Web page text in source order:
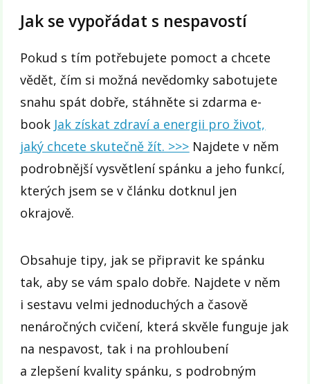
Jak se vypořádat s nespavostí
Pokud s tím potřebujete pomoct a chcete
vědět, čím si možná nevědomky sabotujete
snahu spát dobře, stáhněte si zdarma e-
book Jak získat zdraví a energii pro život,
jaký chcete skutečně žít. >>> Najdete v něm
podrobnější vysvětlení spánku a jeho funkcí,
kterých jsem se v článku dotknul jen
okrajově.
Obsahuje tipy, jak se připravit ke spánku
tak, aby se vám spalo dobře. Najdete v něm
i sestavu velmi jednoduchých a časově
nenáročných cvičení, která skvěle funguje jak
na nespavost, tak i na prohloubení
a zlepšení kvality spánku, s podrobným